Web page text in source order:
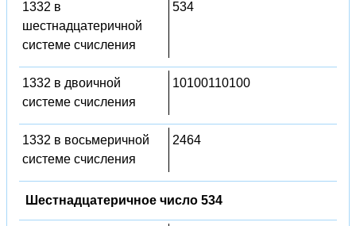
1332 в
шестнадцатеричной
системе счисления
534
1332 в двоичной
системе счисления
10100110100
1332 в восьмеричной
системе счисления
2464
Шестнадцатеричное число 534